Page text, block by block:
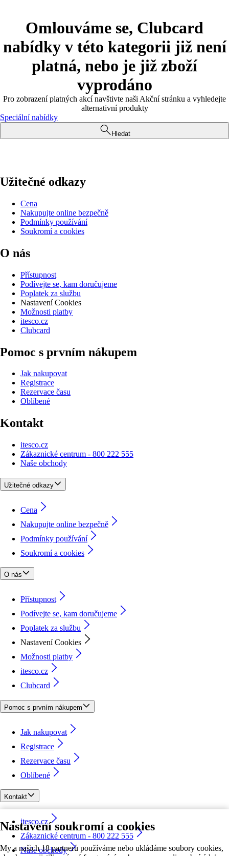
Nastavení soukromí a cookies
My a našich 18 partnerů používáme nebo ukládáme soubory cookies,
Omlouváme se, Clubcard
nabídky v této kategorii již není
platná, nebo je již zboží
vyprodáno
Pro zobrazení platných akcí navštivte naši Akční stránku a vyhledejte
alternativní produkty
Speciální nabídky
Hledat
Užitečné odkazy
Cena
Nakupujte online bezpečně
Podmínky používání
Soukromí a cookies
O nás
Přístupnost
Podívejte se, kam doručujeme
Poplatek za službu
Nastavení Cookies
Možnosti platby
itesco.cz
Clubcard
Pomoc s prvním nákupem
Jak nakupovat
Registrace
Rezervace času
Oblíbené
Kontakt
itesco.cz
Zákaznické centrum - 800 222 555
Naše obchody
Užitečné odkazy
Cena
Nakupujte online bezpečně
Podmínky používání
Soukromí a cookies
O nás
Přístupnost
Podívejte se, kam doručujeme
Poplatek za službu
Nastavení Cookies
Možnosti platby
itesco.cz
Clubcard
Pomoc s prvním nákupem
Jak nakupovat
Registrace
Rezervace času
Oblíbené
Kontakt
itesco.cz
Zákaznické centrum - 800 222 555
Naše obchody